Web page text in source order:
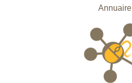
Annuaire